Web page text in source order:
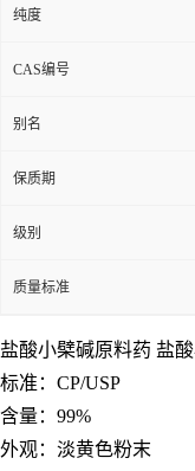
纯度
CAS编号
别名
保质期
级别
质量标准
盐酸小檗碱原料药 盐
标准：CP/USP
含量：99%
外观：淡黄色粉末